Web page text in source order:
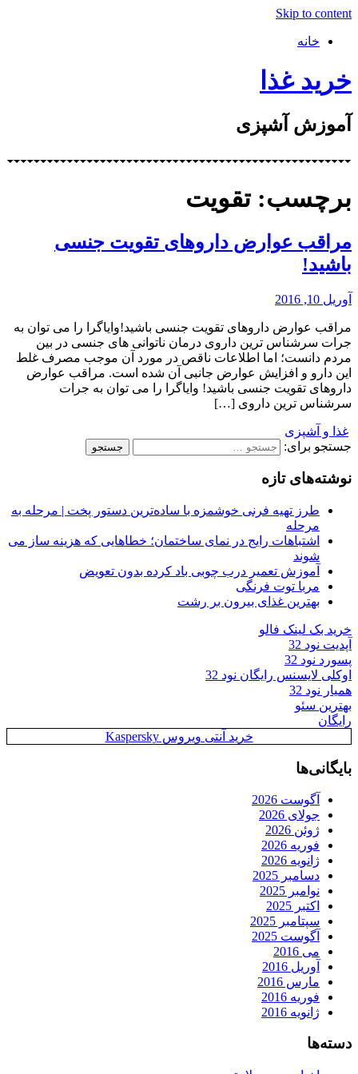
Skip to content
خانه
خرید غذا
آموزش آشپزی
برچسب: تقویت
مراقب عوارض داروهای تقویت جنسی
باشید!
آوریل 10, 2016
مراقب عوارض داروهای تقویت جنسی باشید!وایاگرا را می توان به
جرات سرشناس ترین داروی درمان ناتوانی های جنسی در بین
مردم دانست؛ اما اطلاعات ناقص در مورد آن موجب مصرف غلط
این دارو و افزایش عوارض جانبی آن شده است. مراقب عوارض
داروهای تقویت جنسی باشید! وایاگرا را می توان به جرات
سرشناس ترین داروی […]
غذا و آشپزی
جستجو برای:
نوشته‌های تازه
طرز تهیه فرنی خوشمزه با ساده‌ترین دستور پخت | مرحله به
مرحله
اشتباهات رایج در نمای ساختمان؛ خطاهایی که هزینه ساز می
شوند
آموزش تعمیر درب چوبی باد کرده بدون تعویض
مربا توت فرنگی
بهترین غذای بیرون بر رشت
خرید بک لینک فالو
آپدیت نود 32
پسورد نود 32
اوکلی لایسنس رایگان نود 32
همیار نود 32
بهترین سئو
رایگان
خرید آنتی ویروس Kaspersky
بایگانی‌ها
آگوست 2026
جولای 2026
ژوئن 2026
فوریه 2026
ژانویه 2026
دسامبر 2025
نوامبر 2025
اکتبر 2025
سپتامبر 2025
آگوست 2025
می 2016
آوریل 2016
مارس 2016
فوریه 2016
ژانویه 2016
دسته‌ها